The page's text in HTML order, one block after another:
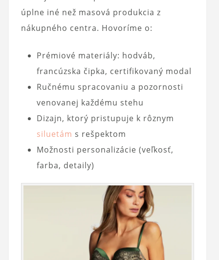
úplne iné než masová produkcia z
nákupného centra. Hovoríme o:
Prémiové materiály: hodváb,
francúzska čipka, certifikovaný modal
Ručnému spracovaniu a pozornosti
venovanej každému stehu
Dizajn, ktorý pristupuje k rôznym
siluetám s rešpektom
Možnosti personalizácie (veľkosť,
farba, detaily)